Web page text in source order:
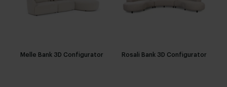
Melle Bank 3D Configurator Rosali Bank 3D Configurator